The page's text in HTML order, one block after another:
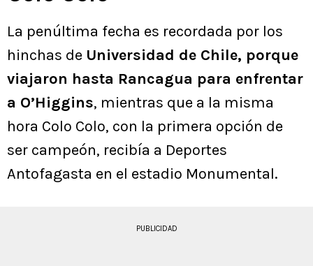
La penúltima fecha es recordada por los
hinchas de Universidad de Chile, porque
viajaron hasta Rancagua para enfrentar
a O’Higgins, mientras que a la misma
hora Colo Colo, con la primera opción de
ser campeón, recibía a Deportes
Antofagasta en el estadio Monumental.
PUBLICIDAD